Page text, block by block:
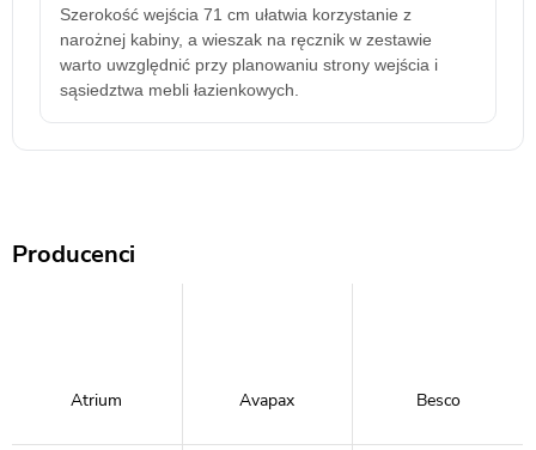
Szerokość wejścia 71 cm ułatwia korzystanie z
narożnej kabiny, a wieszak na ręcznik w zestawie
warto uwzględnić przy planowaniu strony wejścia i
sąsiedztwa mebli łazienkowych.
Producenci
Atrium Avapax Besco